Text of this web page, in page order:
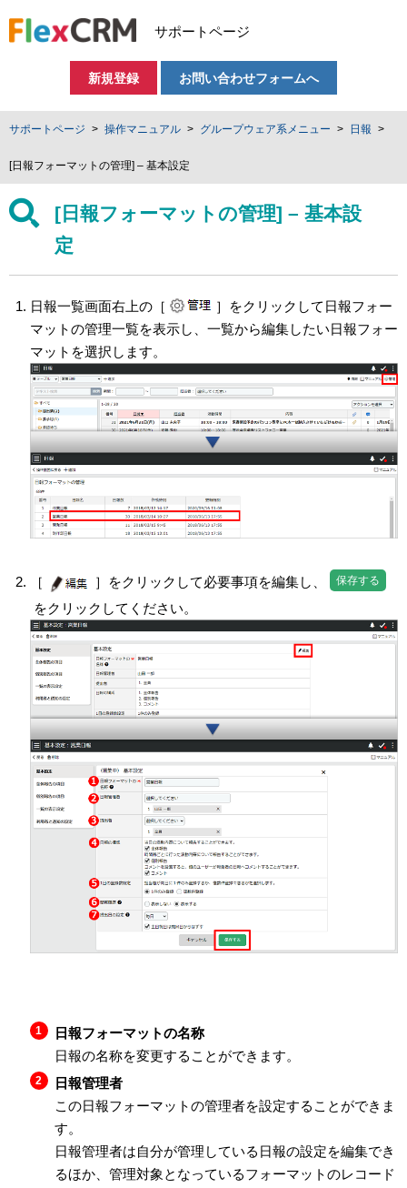
サポートページ
新規登録 お問い合わせフォームへ
サポートページ 操作マニュアル グループウェア系メニュー 日報
[日報フォーマットの管理] – 基本設定
[日報フォーマットの管理] – 基本設
定
日報一覧画面右上の［
］をクリックして日報フォー
マットの管理一覧を表示し、一覧から編集したい日報フォー
マットを選択します。
［ ］をクリックして必要事項を編集し、 保存する
をクリックしてください。
日報フォーマットの名称
日報の名称を変更することができます。
日報管理者
この日報フォーマットの管理者を設定することができま
す。
日報管理者は自分が管理している日報の設定を編集でき
るほか、管理対象となっているフォーマットのレコード